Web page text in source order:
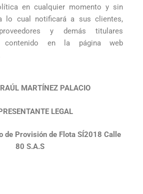
en cualquier momento y sin
lo cual notificará a sus clientes,
y demás titulares
contenido en la página web
MARTÍNEZ PALACIO
LEGAL
de Provisión de Flota SÍ2018 Calle
80 S.A.S